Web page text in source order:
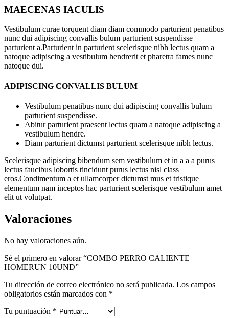
MAECENAS IACULIS
Vestibulum curae torquent diam diam commodo parturient penatibus
nunc dui adipiscing convallis bulum parturient suspendisse
parturient a.Parturient in parturient scelerisque nibh lectus quam a
natoque adipiscing a vestibulum hendrerit et pharetra fames nunc
natoque dui.
ADIPISCING CONVALLIS BULUM
Vestibulum penatibus nunc dui adipiscing convallis bulum
parturient suspendisse.
Abitur parturient praesent lectus quam a natoque adipiscing a
vestibulum hendre.
Diam parturient dictumst parturient scelerisque nibh lectus.
Scelerisque adipiscing bibendum sem vestibulum et in a a a purus
lectus faucibus lobortis tincidunt purus lectus nisl class
eros.Condimentum a et ullamcorper dictumst mus et tristique
elementum nam inceptos hac parturient scelerisque vestibulum amet
elit ut volutpat.
Valoraciones
No hay valoraciones aún.
Sé el primero en valorar “COMBO PERRO CALIENTE
HOMERUN 10UND”
Tu dirección de correo electrónico no será publicada. Los campos
obligatorios están marcados con *
Tu puntuación *